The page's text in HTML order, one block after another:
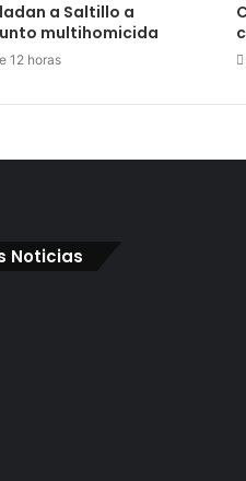
a Saltillo a
multihomicida
12 horas
Noticias